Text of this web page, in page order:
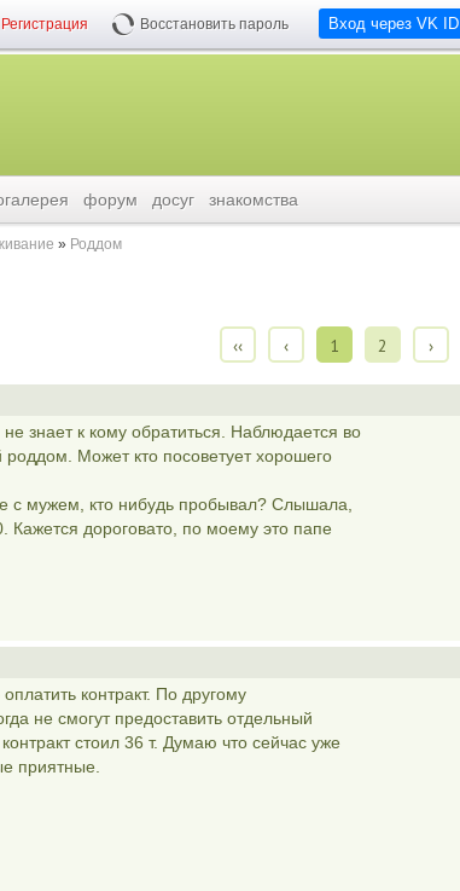
Вход через VK ID
Регистрация Восстановить пароль
форум досуг знакомства
Роддом
‹‹ ‹ 1 2 ›
знает к кому обратиться. Наблюдается во
Может кто посоветует хорошего
с мужем, кто нибудь пробывал? Слышала,
Кажется дороговато, по моему это папе
контракт. По другому
не смогут предоставить отдельный
стоил 36 т. Думаю что сейчас уже
приятные.